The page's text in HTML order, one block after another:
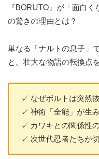
『BORUTO』が「面白
の驚きの理由とは？
単なる「ナルトの息子」
と、壮大な物語の転換点
✓ なぜボルトは突然
✓ 神術「全能」が生
✓ カワキとの関係性
✓ 次世代忍者たちが